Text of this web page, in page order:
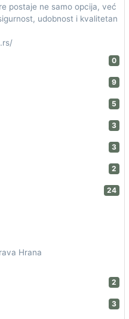
postaje ne samo opcija, već
udobnost i kvalitetan
0
9
5
3
3
2
24
Hrana
2
3